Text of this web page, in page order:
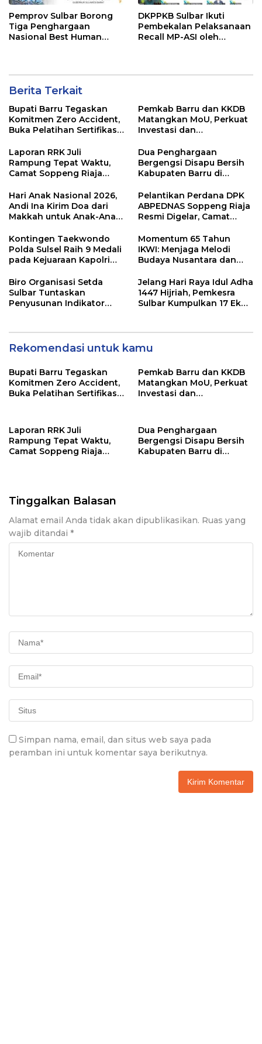
Pemprov Sulbar Borong
Tiga Penghargaan
Nasional Best Human
DKPPKB Sulbar Ikuti
Pembekalan Pelaksanaan
Recall MP-ASI oleh
Berita Terkait
Bupati Barru Tegaskan
Komitmen Zero Accident,
Buka Pelatihan Sertifikasi
Pemkab Barru dan KKDB
Matangkan MoU, Perkuat
Investasi dan
Laporan RRK Juli
Rampung Tepat Waktu,
Camat Soppeng Riaja
dan Kelurahan
Dua Penghargaan
Bergengsi Disapu Bersih
Kabupaten Barru di
Hari Anak Nasional 2026,
Andi Ina Kirim Doa dari
Makkah untuk Anak-Anak
Pelantikan Perdana DPK
ABPEDNAS Soppeng Riaja
Resmi Digelar, Camat
Wujudkan Desa Maju
Kontingen Taekwondo
Polda Sulsel Raih 9 Medali
pada Kejuaraan Kapolri
Momentum 65 Tahun
IKWI: Menjaga Melodi
Budaya Nusantara dan
Pers
Biro Organisasi Setda
Sulbar Tuntaskan
Penyusunan Indikator
Jelang Hari Raya Idul Adha
1447 Hijriah, Pemkesra
Sulbar Kumpulkan 17 Ekor
Rekomendasi untuk kamu
Bupati Barru Tegaskan
Komitmen Zero Accident,
Buka Pelatihan Sertifikasi
Pemkab Barru dan KKDB
Matangkan MoU, Perkuat
Investasi dan
Laporan RRK Juli
Rampung Tepat Waktu,
Camat Soppeng Riaja
Dua Penghargaan
Bergengsi Disapu Bersih
Kabupaten Barru di
Tinggalkan Balasan
Alamat email Anda tidak akan dipublikasikan. Ruas yang
wajib ditandai *
Simpan nama, email, dan situs web saya pada
peramban ini untuk komentar saya berikutnya.